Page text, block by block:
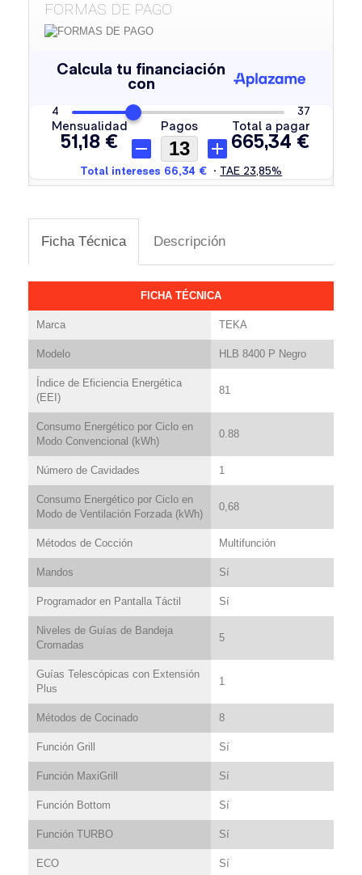
FORMAS DE PAGO
Ficha Técnica Descripción
FICHA TÉCNICA
Marca TEKA
Modelo HLB 8400 P Negro
Índice de Eficiencia Energética
(EEI)
81
Consumo Energético por Ciclo en
Modo Convencional (kWh)
0.88
Número de Cavidades 1
Consumo Energético por Ciclo en
Modo de Ventilación Forzada (kWh)
0,68
Métodos de Cocción Multifunción
Mandos Sí
Programador en Pantalla Táctil Sí
Niveles de Guías de Bandeja
Cromadas
5
Guías Telescópicas con Extensión
Plus
1
Métodos de Cocinado 8
Función Grill Sí
Función MaxiGrill Sí
Función Bottom Sí
Función TURBO Sí
ECO Sí